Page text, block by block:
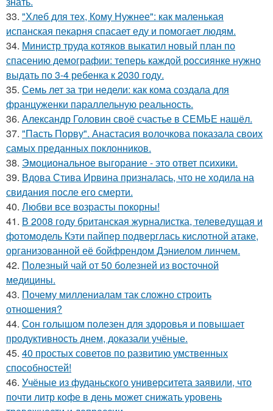
33. "Хлеб для тех, Кому Нужнее": как маленькая
испанская пекарня спасает еду и помогает людям.
34. Министр труда котяков выкатил новый план по
спасению демографии: теперь каждой россиянке нужно
выдать по 3-4 ребенка к 2030 году.
35. Семь лет за три недели: как кома создала для
француженки параллельную реальность.
36. Александр Головин своё счастье в СЕМЬЕ нашёл.
37. "Пасть Порву". Анастасия волочкова показала своих
самых преданных поклонников.
38. Эмоциональное выгорание - это ответ психики.
39. Вдова Стива Ирвина призналась, что не ходила на
свидания после его смерти.
40. Любви все возрасты покорны!
41. В 2008 году британская журналистка, телеведущая и
фотомодель Кэти пайпер подверглась кислотной атаке,
организованной её бойфрендом Дэниелом линчем.
42. Полезный чай от 50 болезней из восточной
медицины.
43. Почему миллениалам так сложно строить
отношения?
44. Сон голышом полезен для здоровья и повышает
продуктивность днем, доказали учёные.
45. 40 простых советов по развитию умственных
способностей!
46. Учёные из фуданьского университета заявили, что
почти литр кофе в день может снижать уровень